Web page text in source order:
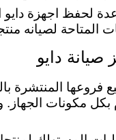
لحفظ اجهزة دايو
المتاحة لصيانه
دايو
فروعها المنتشرة
بكل مكونات